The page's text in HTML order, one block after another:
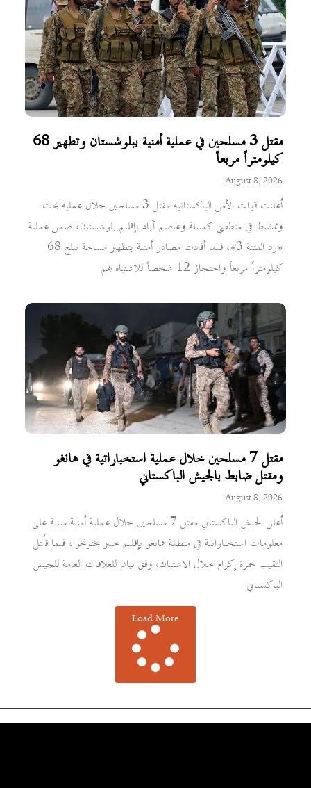
مقتل 3 مسلحين في عملية أمنية ببلوشستان وتطهير 68
كيلومتراً مربعاً
August 8, 2026
أعلنت قوات الأمن الباكستانية مقتل 3 مسلحين خلال عملية بحث
وتمشيط في منطقتي كمبيلة وعاصم آباد بإقليم بلوشستان، ضمن عملية
«رد الفتنة 3»، فيما أفادت مصادر أمنية بتطهير مساحة تبلغ 68
كيلومتراً مربعاً واحتجاز 12 شخصاً للاشتباه بهم
مقتل 7 مسلحين خلال عملية استخباراتية في هانغو
ومقتل ضابط بالجيش الباكستاني
August 8, 2026
أعلن الجيش الباكستاني مقتل 7 مسلحين خلال عملية أمنية مبنية على
معلومات استخباراتية في منطقة هانغو بإقليم خيبر بختونخوا، فيما قُتل
النقيب حمزة إكرام خلال الاشتباك، وفق بيان للعلاقات العامة للجيش
الباكستاني
Load More